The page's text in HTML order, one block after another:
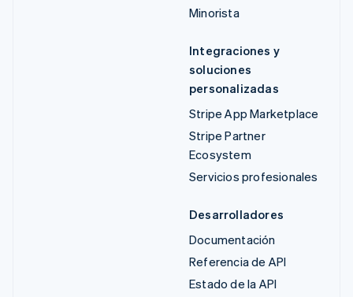
Minorista
Integraciones y
soluciones
personalizadas
Stripe App Marketplace
Stripe Partner
Ecosystem
Servicios profesionales
Desarrolladores
Documentación
Referencia de API
Estado de la API